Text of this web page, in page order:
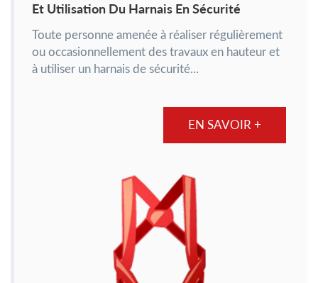
Et Utilisation Du Harnais En Sécurité
Toute personne amenée à réaliser régulièrement
ou occasionnellement des travaux en hauteur et
à utiliser un harnais de sécurité...
EN SAVOIR +